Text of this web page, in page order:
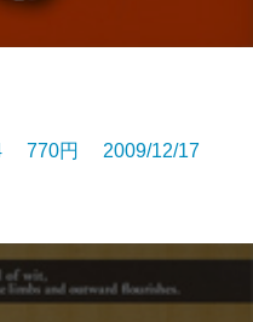
770円 2009/12/17